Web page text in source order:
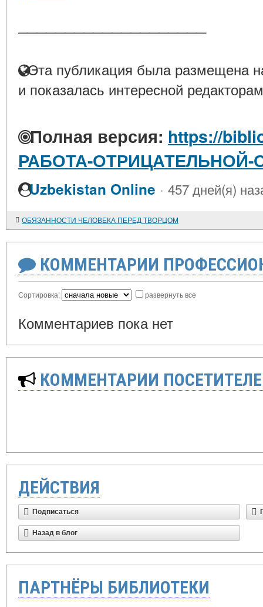
Эта публикация была размещена
и показалась интересной
Полная версия: https://
РАБОТА-
Uzbekistan Online · 457 дней(я)
ОБЯЗАННОСТИ ЧЕЛОВЕКА ПЕРЕД ТВОРЦОМ
КОММЕНТАРИИ
Сортировка: развернуть все
Комментариев пока нет
КОММЕНТАРИИ
ДЕЙСТВИЯ
Подписаться
Назад в блог
ПАРТНЁРЫ БИБЛИОТЕКИ